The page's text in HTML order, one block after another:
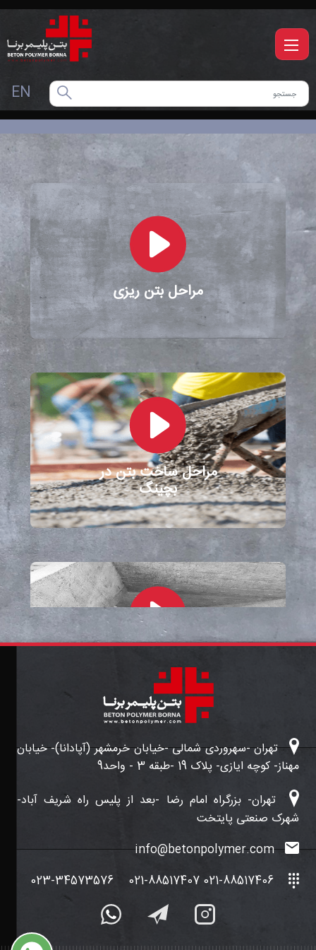
EN
مراحل بتن ریزی
مراحل ساخت بتن در
بچینگ
ویدیو نحوه ساخت
بتن
ساختمان بتنی
تهران -سهروردی شمالی -خیابان خرمشهر (آپادانا)- خیابان
مهناز- کوچه ایازی- پلاک 19 -طبقه 3 - واحد9
تهران- بزرگراه امام رضا -بعد از پلیس راه شریف آباد-
شهرک صنعتی پایتخت
info@betonpolymer.com
021-88517406 021-88517407
023-34573576